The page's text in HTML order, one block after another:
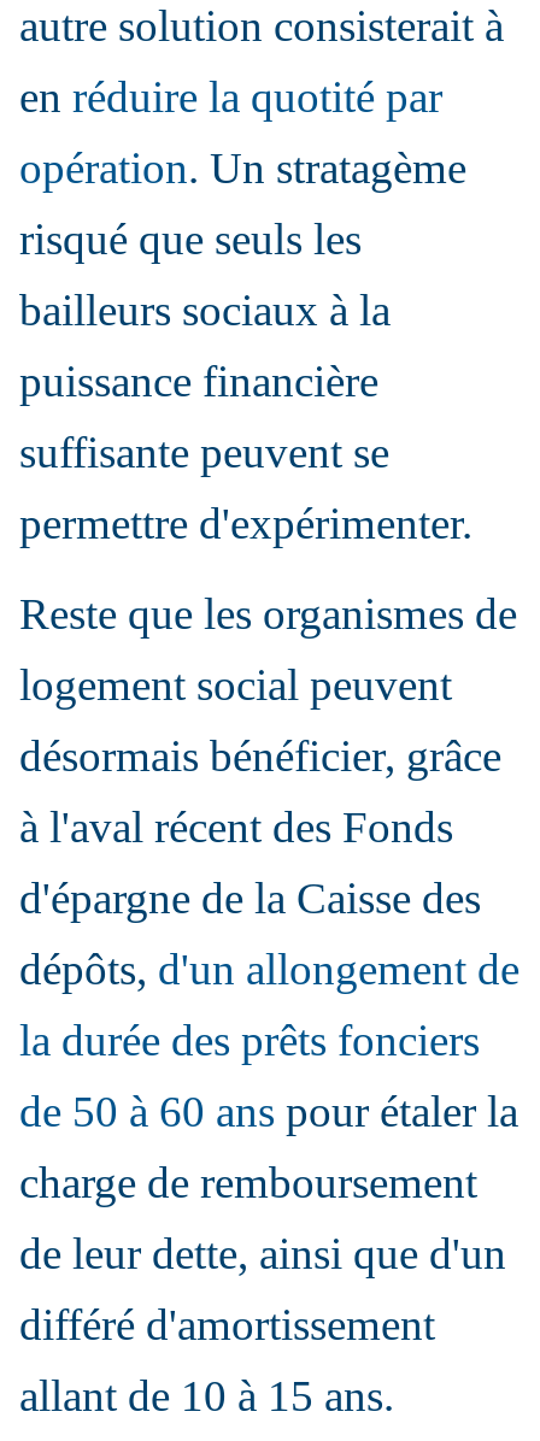
autre solution consisterait à
en réduire la quotité par
opération. Un stratagème
risqué que seuls les
bailleurs sociaux à la
puissance financière
suffisante peuvent se
permettre d'expérimenter.
Reste que les organismes de
logement social peuvent
désormais bénéficier, grâce
à l'aval récent des Fonds
d'épargne de la Caisse des
dépôts, d'un allongement de
la durée des prêts fonciers
de 50 à 60 ans pour étaler la
charge de remboursement
de leur dette, ainsi que d'un
différé d'amortissement
allant de 10 à 15 ans.